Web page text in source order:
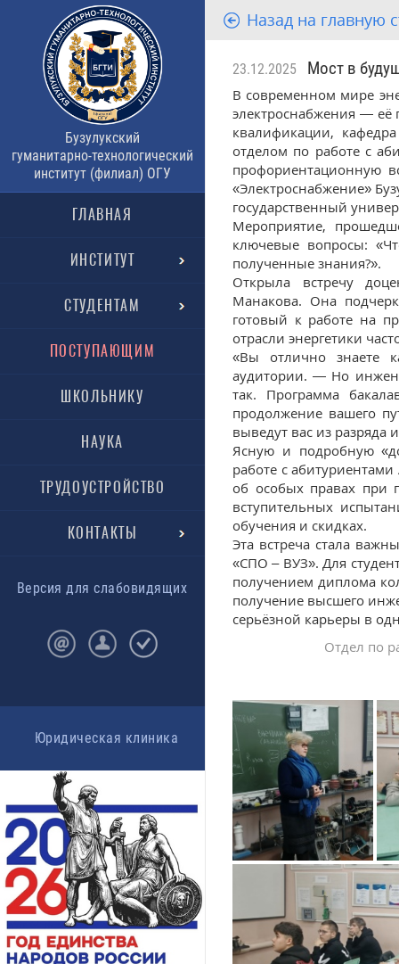
Бузулукский
гуманитарно-технологический
институт (филиал) ОГУ
ГЛАВНАЯ
ИНСТИТУТ
СТУДЕНТАМ
ПОСТУПАЮЩИМ
ШКОЛЬНИКУ
НАУКА
ТРУДОУСТРОЙСТВО
КОНТАКТЫ
Версия для слабовидящих
Юридическая клиника
Назад на главную
23.12.2025 Мост в
В современном мире
электроснабжения — её
квалификации,
отделом по работе с
профориентационную
«Электроснабжение»
государственный
Мероприятие,
ключевые вопросы:
полученные знания?».
Открыла встречу
Манакова. Она
готовый к работе на
отрасли энергетики
«Вы отлично знаете
аудитории. — Но
так. Программа
продолжение вашего
выведут вас из разряда
Ясную и подробную
работе с
об особых правах при
вступительных
обучения и скидках.
Эта встреча стала
«СПО – ВУЗ». Для
получением диплома
получение высшего
серьёзной карьеры в
Отдел по